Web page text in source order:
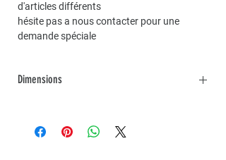
d'articles différents
hésite pas a nous contacter pour une
demande spéciale
Dimensions
Possibilité de faire une trousse sur mesure
sur demande